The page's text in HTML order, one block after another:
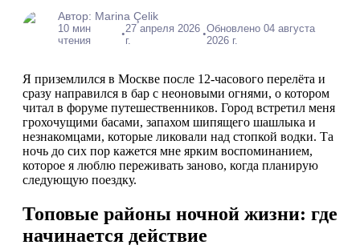
Автор: Marina Çelik
10 мин
чтения
•27 апреля 2026
г.
•Обновлено 04 августа
2026 г.
Я приземлился в Москве после 12-часового перелёта и
сразу направился в бар с неоновыми огнями, о котором
читал в форуме путешественников. Город встретил меня
грохочущими басами, запахом шипящего шашлыка и
незнакомцами, которые ликовали над стопкой водки. Та
ночь до сих пор кажется мне ярким воспоминанием,
которое я люблю переживать заново, когда планирую
следующую поездку.
Топовые районы ночной жизни: где
начинается действие